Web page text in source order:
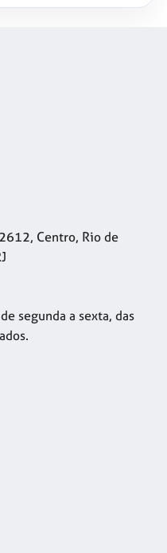
Centro, Rio de
segunda a sexta, das